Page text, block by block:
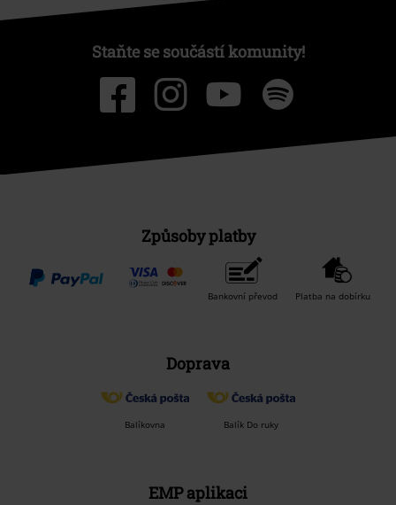
Staňte se součástí komunity!
Způsoby platby
Bankovní převod Platba na dobírku
Doprava
Balíkovna Balík Do ruky
EMP aplikaci